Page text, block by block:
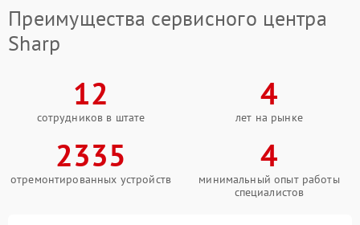
Преимущества сервисного центра
Sharp
12
сотрудников в штате
4
лет на рынке
2335
отремонтированных устройств
4
минимальный опыт работы
специалистов